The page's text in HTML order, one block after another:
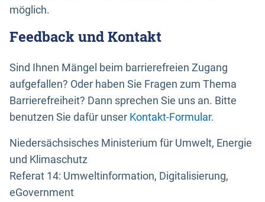
möglich.
Feedback und Kontakt
Sind Ihnen Mängel beim barrierefreien Zugang
aufgefallen? Oder haben Sie Fragen zum Thema
Barrierefreiheit? Dann sprechen Sie uns an. Bitte
benutzen Sie dafür unser Kontakt-Formular.
Niedersächsisches Ministerium für Umwelt, Energie
und Klimaschutz
Referat 14: Umweltinformation, Digitalisierung,
eGovernment